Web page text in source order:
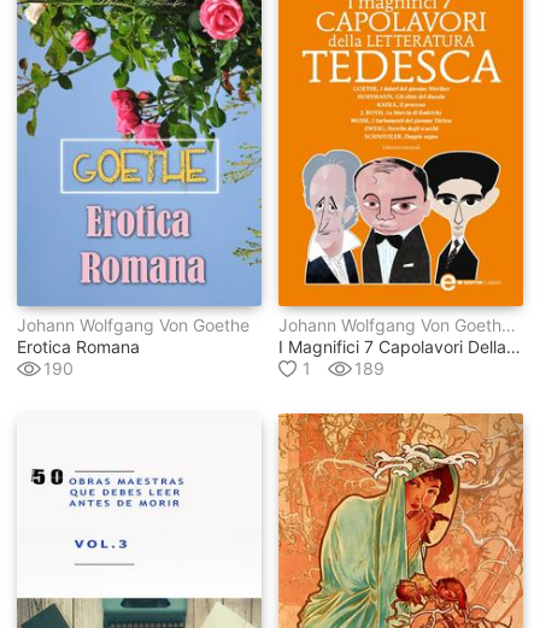
Johann Wolfgang Von Goethe
Erotica Romana
190
Johann Wolfgang Von Goethe, E.t.a. Hoffmann, Arthur Schnitzler, Franz Kafka, Stefan Zweig, Joseph Roth, Robert Musil
I Magnifici 7 Capolavori Della Letteratura Tedesca
1
189